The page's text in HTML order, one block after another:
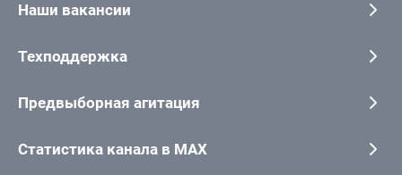
Наши вакансии
Техподдержка
Предвыборная агитация
Статистика канала в MAX